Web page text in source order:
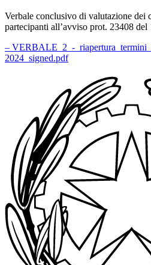
Verbale conclusivo di valutazione dei
partecipanti all’avviso prot. 23408 del
– VERBALE_2_-
2024_signed.pdf